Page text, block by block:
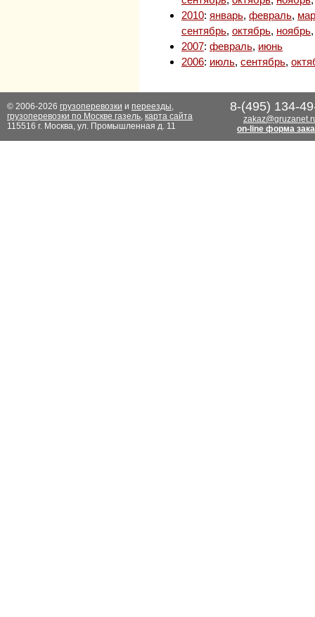
2010: январь, февраль,
сентябрь, октябрь, ноябрь
2007: февраль, июнь
2006: июль, сентябрь,
© 2006-2026 грузоперевозки и переезды,
грузоперевозки по Москве газель, карта сайта
115516 г. Москва, ул. Промышленная д. 11
8-(495) 134-
on-line форма